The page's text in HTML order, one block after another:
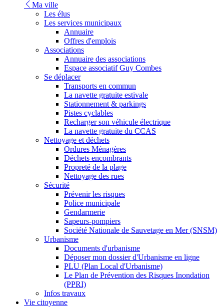
Ma ville
Les élus
Les services municipaux
Annuaire
Offres d'emplois
Associations
Annuaire des associations
Espace associatif Guy Combes
Se déplacer
Transports en commun
La navette gratuite estivale
Stationnement & parkings
Pistes cyclables
Recharger son véhicule électrique
La navette gratuite du CCAS
Nettoyage et déchets
Ordures Ménagères
Déchets encombrants
Propreté de la plage
Nettoyage des rues
Sécurité
Prévenir les risques
Police municipale
Gendarmerie
Sapeurs-pompiers
Société Nationale de Sauvetage en Mer (SNSM)
Urbanisme
Documents d'urbanisme
Déposer mon dossier d'Urbanisme en ligne
PLU (Plan Local d'Urbanisme)
Le Plan de Prévention des Risques Inondation
(PPRI)
Infos travaux
Vie citoyenne